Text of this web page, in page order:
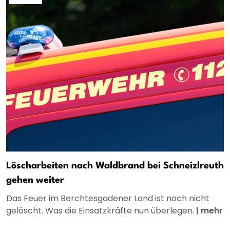
Löscharbeiten nach Waldbrand bei Schneizlreuth
gehen weiter
Das Feuer im Berchtesgadener Land ist noch nicht
gelöscht. Was die Einsatzkräfte nun überlegen. | mehr